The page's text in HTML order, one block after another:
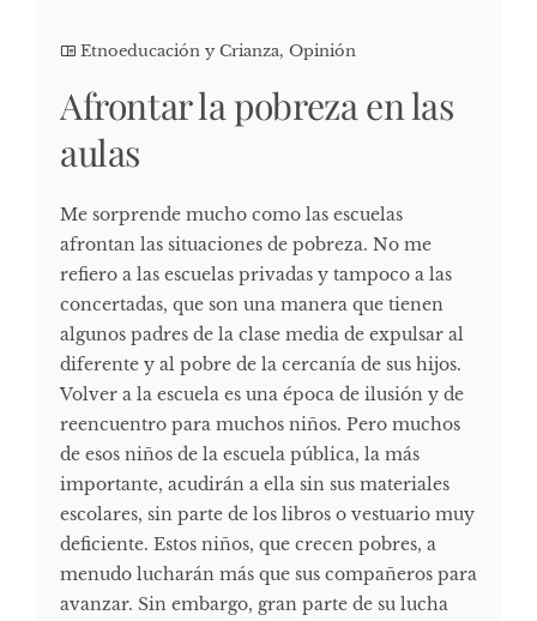
Etnoeducación y Crianza, Opinión
Afrontar la pobreza en las
aulas
Me sorprende mucho como las escuelas
afrontan las situaciones de pobreza. No me
refiero a las escuelas privadas y tampoco a las
concertadas, que son una manera que tienen
algunos padres de la clase media de expulsar al
diferente y al pobre de la cercanía de sus hijos.
Volver a la escuela es una época de ilusión y de
reencuentro para muchos niños. Pero muchos
de esos niños de la escuela pública, la más
importante, acudirán a ella sin sus materiales
escolares, sin parte de los libros o vestuario muy
deficiente. Estos niños, que crecen pobres, a
menudo lucharán más que sus compañeros para
avanzar. Sin embargo, gran parte de su lucha